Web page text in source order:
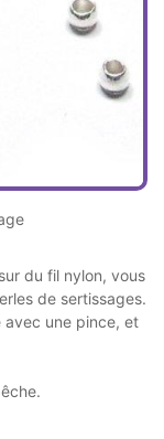
du fil nylon, vous
de sertissages.
avec une pince, et